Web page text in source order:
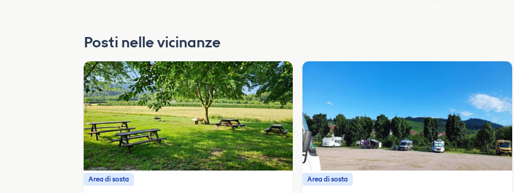
Posti nelle vicinanze
Area di sosta Area di sosta